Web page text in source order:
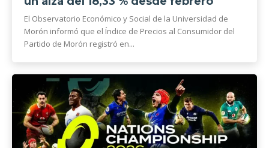
El Observatorio Económico y Social de la Universidad de
Morón informó que el Índice de Precios al Consumidor del
Partido de Morón registró en...